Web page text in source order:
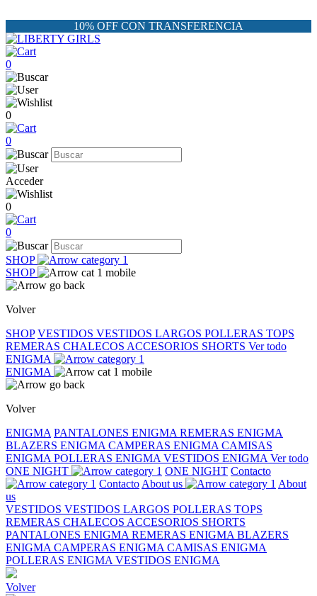
10% OFF CON TRANSFERENCIA
0
0
0
Acceder
0
0
SHOP
SHOP
Volver
SHOP VESTIDOS VESTIDOS LARGOS POLLERAS TOPS
REMERAS CHALECOS ACCESORIOS SHORTS Ver todo
ENIGMA
ENIGMA
Volver
ENIGMA PANTALONES ENIGMA REMERAS ENIGMA
BLAZERS ENIGMA CAMPERAS ENIGMA CAMISAS
ENIGMA POLLERAS ENIGMA VESTIDOS ENIGMA Ver todo
ONE NIGHT
ONE NIGHT Contacto
Contacto About us
About
us
VESTIDOS VESTIDOS LARGOS POLLERAS TOPS
REMERAS CHALECOS ACCESORIOS SHORTS
PANTALONES ENIGMA REMERAS ENIGMA BLAZERS
ENIGMA CAMPERAS ENIGMA CAMISAS ENIGMA
POLLERAS ENIGMA VESTIDOS ENIGMA
Volver